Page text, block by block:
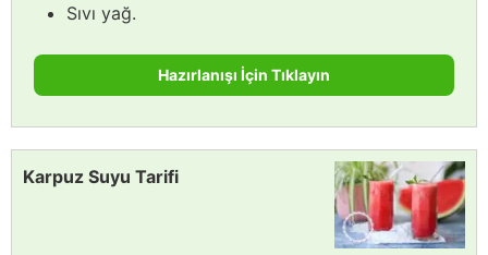
Sıvı yağ.
Hazırlanışı İçin Tıklayın
Karpuz Suyu Tarifi